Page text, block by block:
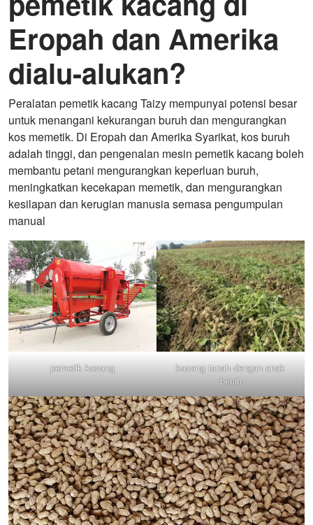
Eropah dan Amerika
dialu-alukan?
Peralatan pemetik kacang Taizy mempunyai potensi besar
untuk menangani kekurangan buruh dan mengurangkan
kos memetik. Di Eropah dan Amerika Syarikat, kos buruh
adalah tinggi, dan pengenalan mesin pemetik kacang boleh
membantu petani mengurangkan keperluan buruh,
meningkatkan kecekapan memetik, dan mengurangkan
kesilapan dan kerugian manusia semasa pengumpulan
manual
pemetik kacang
kacang tanah dengan anak
benih